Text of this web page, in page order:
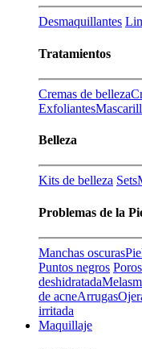
Desmaquillantes
Tratamientos
Cremas de belleza
Exfoliantes
Belleza
Kits de belleza Sets
Problemas de la
Manchas oscuras
Puntos negros Poros
deshidratada
de acneArrugas
irritada
Maquillaje